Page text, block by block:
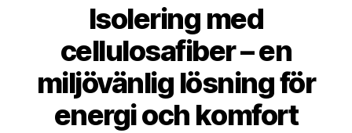
Isolering med
cellulosafiber – en
miljövänlig lösning för
energi och komfort